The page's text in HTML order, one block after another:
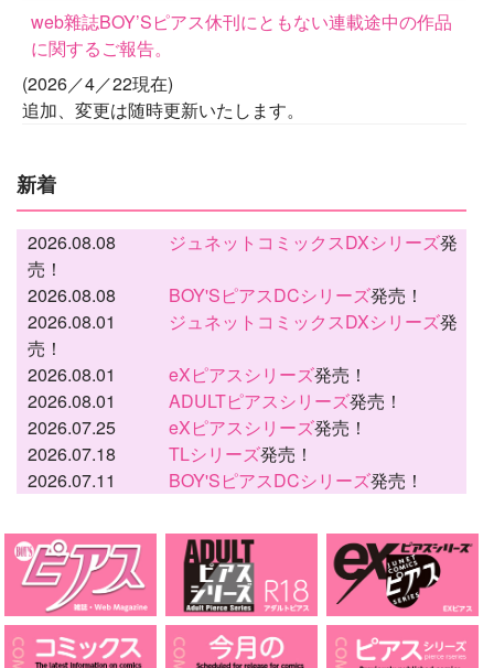
web雜誌BOY’Sピアス休刊にともない連載途中の作品
に関するご報告。
(2026／4／22現在)
追加、変更は随時更新いたします。
新着
2026.08.08 ジュネットコミックスDXシリーズ発
売！
2026.08.08 BOY'SピアスDCシリーズ発売！
2026.08.01 ジュネットコミックスDXシリーズ発
売！
2026.08.01 eXピアスシリーズ発売！
2026.08.01 ADULTピアスシリーズ発売！
2026.07.25 eXピアスシリーズ発売！
2026.07.18 TLシリーズ発売！
2026.07.11 BOY'SピアスDCシリーズ発売！